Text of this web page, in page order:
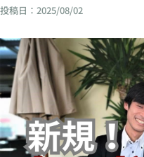
投稿日： 2025/08/02